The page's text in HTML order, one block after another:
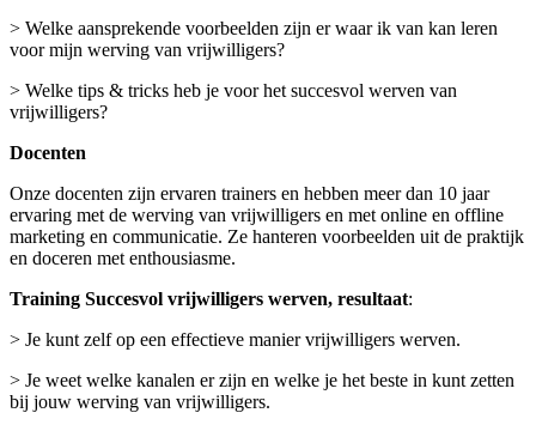
> Welke aansprekende voorbeelden zijn er waar ik van kan leren
voor mijn werving van vrijwilligers?
> Welke tips & tricks heb je voor het succesvol werven van
vrijwilligers?
Docenten
Onze docenten zijn ervaren trainers en hebben meer dan 10 jaar
ervaring met de werving van vrijwilligers en met online en offline
marketing en communicatie. Ze hanteren voorbeelden uit de praktijk
en doceren met enthousiasme.
Training Succesvol vrijwilligers werven, resultaat:
> Je kunt zelf op een effectieve manier vrijwilligers werven.
> Je weet welke kanalen er zijn en welke je het beste in kunt zetten
bij jouw werving van vrijwilligers.